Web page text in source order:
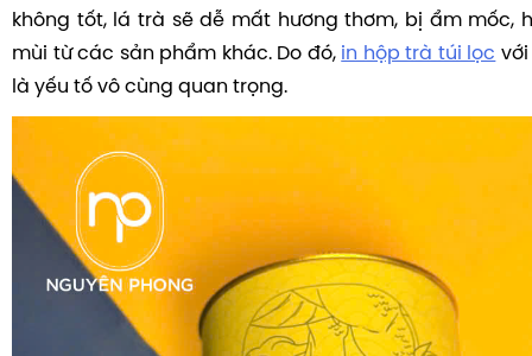
không tốt, lá trà sẽ dễ mất hương thơm, bị ẩm mốc,
mùi từ các sản phẩm khác. Do đó, in hộp trà túi lọc
là yếu tố vô cùng quan trọng.